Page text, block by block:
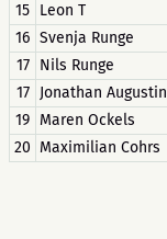
15 Leon T
16 Svenja Runge
17
Nils Runge
17
Jonathan Augustin
19 Maren Ockels
20 Maximilian Cohrs